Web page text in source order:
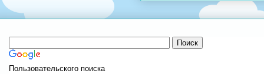
Пользовательского поиска